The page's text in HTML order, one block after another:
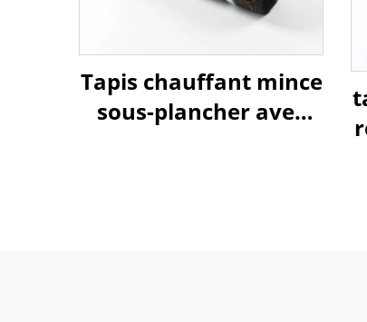
Tapis chauffant mince
sous-plancher avec